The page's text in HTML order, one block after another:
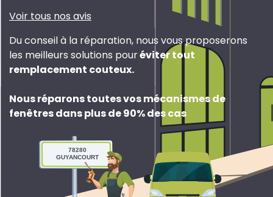
Voir tous nos avis
Du conseil à la réparation, nous vous proposerons
les meilleurs solutions pouréviter tout
remplacement couteux.
Nous réparons toutes vos mécanismes de
fenêtres dans plus de 90% des cas
78280
GUYANCOURT